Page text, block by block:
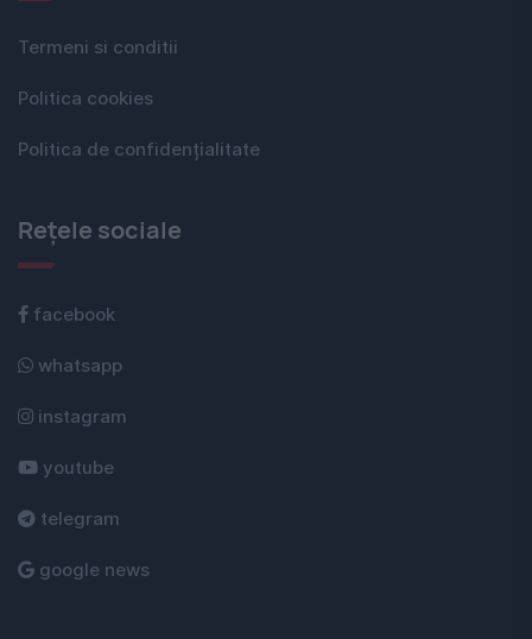
Termeni si conditii
Politica cookies
Politica de confidențialitate
Rețele sociale
facebook
whatsapp
instagram
youtube
telegram
google news